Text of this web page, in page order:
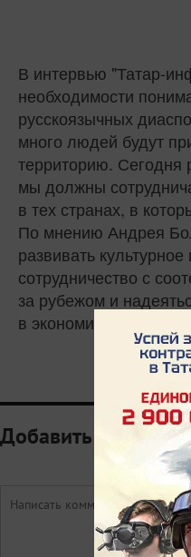
В интервью "Татар-
необходимости
русскоязычных
много людей будут
территорию. Сегодня
мы должны
в тех странах, в
По мнению Андрея
развивать
сотрудничество с
за рубежом и
в экономику страны,
Добавить